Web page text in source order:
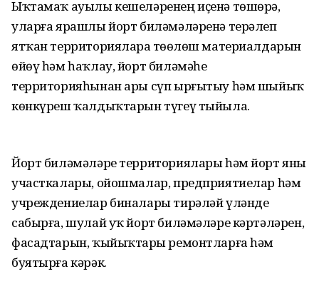
Ыҡтамаҡ ауылы кешеләренең иҫенә төшөрә,
уларға ярашлы йорт биләмәләренә терәлеп
ятҡан территорияларҙа төҙөлөш материалдарын
өйөү һәм һаҡлау, йорт биләмәһе
территорияһынан ары сүп ырғытыу һәм шыйыҡ
көнкүреш ҡалдыҡтарын түгеү тыйыла.
Йорт биләмәләре территориялары һәм йорт яны
участкалары, ойошмалар, предприятиелар һәм
учреждениелар биналары тирәләй үләнде
сабырға, шулай уҡ йорт биләмәләре кәртәләрен,
фасадтарын, ҡыйыҡтарҙы ремонтларға һәм
буятырға кәрәк.